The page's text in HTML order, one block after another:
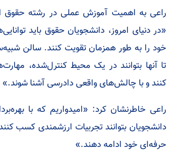
راعی به اهمیت آموزش عملی در رشته حقوق
«در دنیای امروز، دانشجویان حقوق باید
خود را به طور همزمان تقویت کنند. سالن
تا آنها بتوانند در یک محیط کنترل‌شده،
کنند و با چالش‌های واقعی دادرسی آشنا شوند.»
راعی خاطرنشان کرد: «امیدواریم که با
دانشجویان بتوانند تجربیات ارزشمندی کسب
حرفه‌ای خود ادامه دهند.»